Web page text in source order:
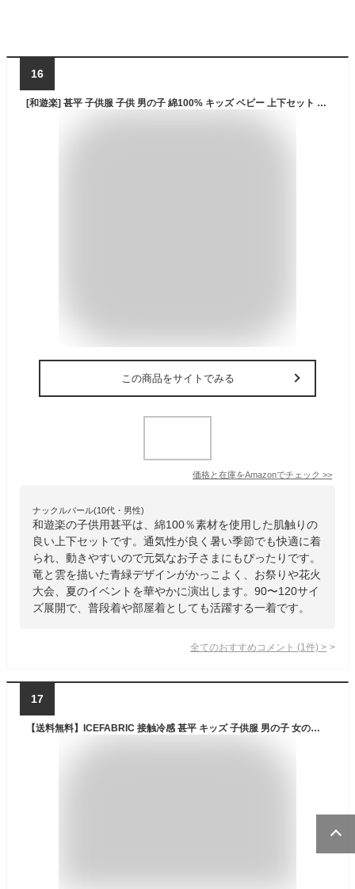
16
[和遊楽] 甚平 子供服 子供 男の子 綿100% キッズ ベビー 上下セット 90 100 110 120 祭 浴衣2点セット (竜と雲 C-3青緑, 90cm)
この商品をサイトでみる
価格と在庫をAmazonでチェック >>
ナックルバール(10代・男性)
和遊楽の子供用甚平は、綿100％素材を使用した肌触りの
良い上下セットです。通気性が良く暑い季節でも快適に着
られ、動きやすいので元気なお子さまにもぴったりです。
竜と雲を描いた青緑デザインがかっこよく、お祭りや花火
大会、夏のイベントを華やかに演出します。90〜120サイ
ズ展開で、普段着や部屋着としても活躍する一着です。
全てのおすすめコメント (1 件) >
17
【送料無料】ICEFABRIC 接触冷感 甚平 キッズ 子供服 男の子 女の子 綿タッチ おしゃれ お祭り 浴衣 和服 和装 ジンベイ こども 子供用 子ども セットアップ 上下セット 部屋着 ジュニア 夏物 夏服 110cm 120cm 130cm 140cm 150cm 160cm「935-00」